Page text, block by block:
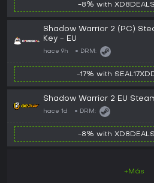
-8% with XD8DEALS
Shadow Warrior 2 (PC)
Key - EU
hace 9h DRM:
-17% with
Shadow Warrior 2 EU
hace 1d DRM:
-8% with XD8DEALS
+Más